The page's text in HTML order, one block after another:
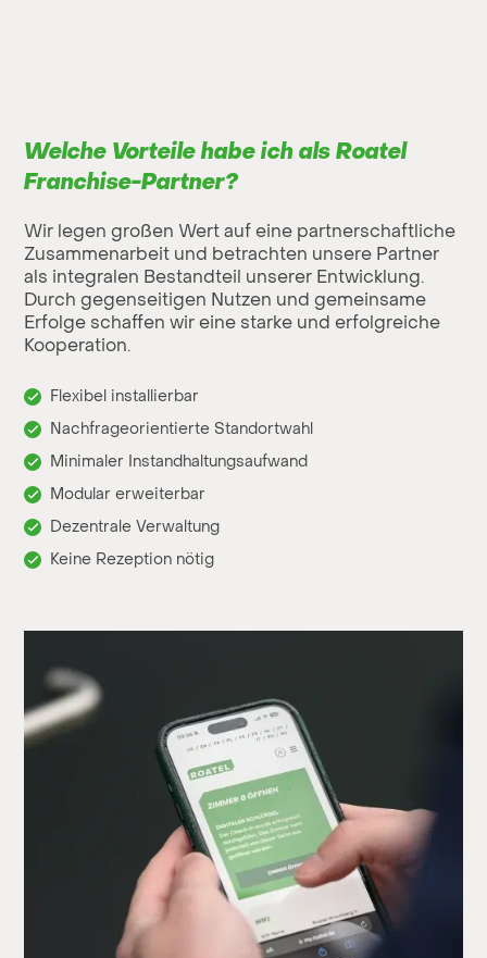
Welche Vorteile habe ich als Roatel
Franchise-Partner?
Wir legen großen Wert auf eine partnerschaftliche
Zusammenarbeit und betrachten unsere Partner
als integralen Bestandteil unserer Entwicklung.
Durch gegenseitigen Nutzen und gemeinsame
Erfolge schaffen wir eine starke und erfolgreiche
Kooperation.
Flexibel installierbar
Nachfrageorientierte Standortwahl
Minimaler Instandhaltungsaufwand
Modular erweiterbar
Dezentrale Verwaltung
Keine Rezeption nötig